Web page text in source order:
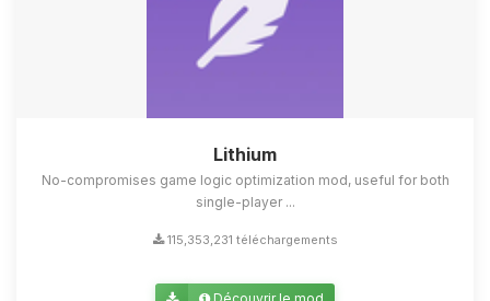
Lithium
No-compromises game logic optimization mod, useful for both
single-player ...
115,353,231 téléchargements